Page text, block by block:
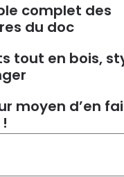
complet des
du doc
tout en bois,
moyen d’en